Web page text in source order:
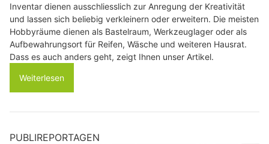
Inventar dienen ausschliesslich zur Anregung der Kreativität
und lassen sich beliebig verkleinern oder erweitern. Die meisten
Hobbyräume dienen als Bastelraum, Werkzeuglager oder als
Aufbewahrungsort für Reifen, Wäsche und weiteren Hausrat.
Dass es auch anders geht, zeigt Ihnen unser Artikel.
Weiterlesen
PUBLIREPORTAGEN